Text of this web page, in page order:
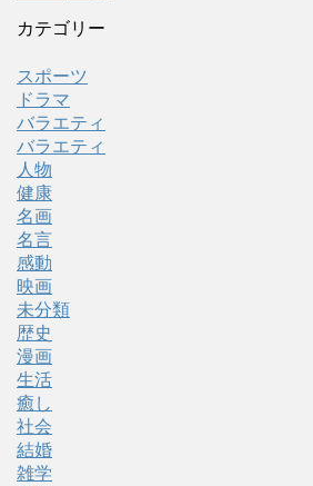
カテゴリー
スポーツ
ドラマ
バラエティ
バラエティ
人物
健康
名画
名言
感動
映画
未分類
歴史
漫画
生活
癒し
社会
結婚
雑学